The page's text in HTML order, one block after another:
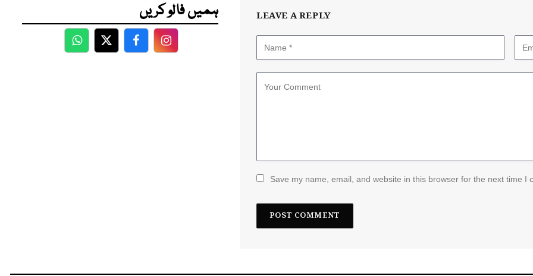
LEAVE A REPLY
Save my name, email, and website in this browser for the next time I
ہمیں فالو کریں
WhatsApp
TwitterFacebookFacebook